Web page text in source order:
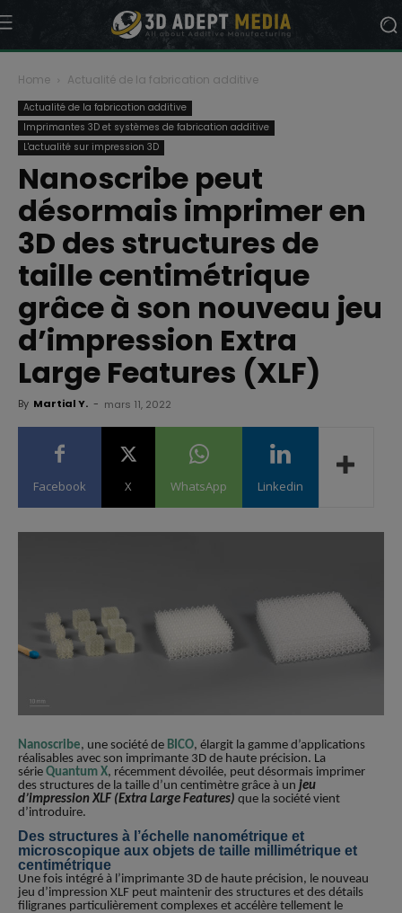
Home Actualité de la fabrication additive
Actualité de la fabrication additive
Imprimantes 3D et systèmes de fabrication additive
L'actualité sur impression 3D
Nanoscribe peut
désormais imprimer en
3D des structures de
taille centimétrique
grâce à son nouveau jeu
d’impression Extra
Large Features (XLF)
By Martial Y. - mars 11, 2022
Facebook X WhatsApp Linkedin
Nanoscribe, une société de BICO, élargit la gamme d’applications
réalisables avec son imprimante 3D de haute précision. La
série Quantum X, récemment dévoilée, peut désormais imprimer
des structures de la taille d’un centimètre grâce à un jeu
d’impression XLF (Extra Large Features) que la société vient
d’introduire.
Des structures à l’échelle nanométrique et
microscopique aux objets de taille millimétrique et
centimétrique
Une fois intégré à l’imprimante 3D de haute précision, le nouveau
jeu d’impression XLF peut maintenir des structures et des détails
filigranes particulièrement complexes et accélère tellement le